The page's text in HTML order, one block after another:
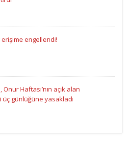
erişime engellendi!
Haftası’nın açık alan
günlüğüne yasakladı